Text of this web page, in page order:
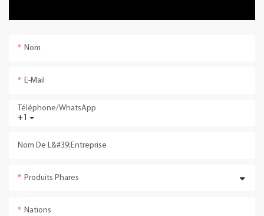
Nom
E-Mail
+1
Téléphone/WhatsApp
Nom De L&#39;entreprise
Produits Phares
Nations